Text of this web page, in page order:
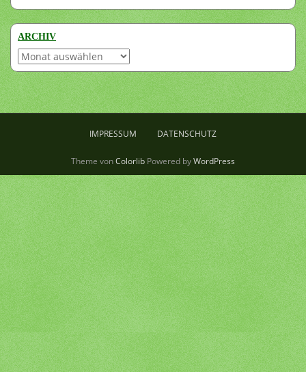
ARCHIV
Archiv
IMPRESSUM DATENSCHUTZ
Theme vonColorlib Powered byWordPress